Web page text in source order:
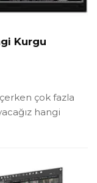
Kurgu
çok fazla
hangi